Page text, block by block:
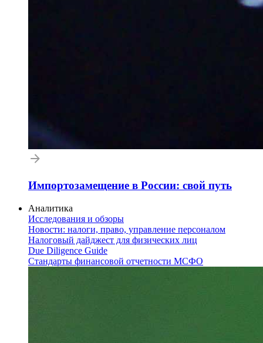
Импортозамещение в России: свой путь
Аналитика
Исследования и обзоры
Новости: налоги, право, управление персоналом
Налоговый дайджест для физических лиц
Due Diligence Guide
Стандарты финансовой отчетности МСФО